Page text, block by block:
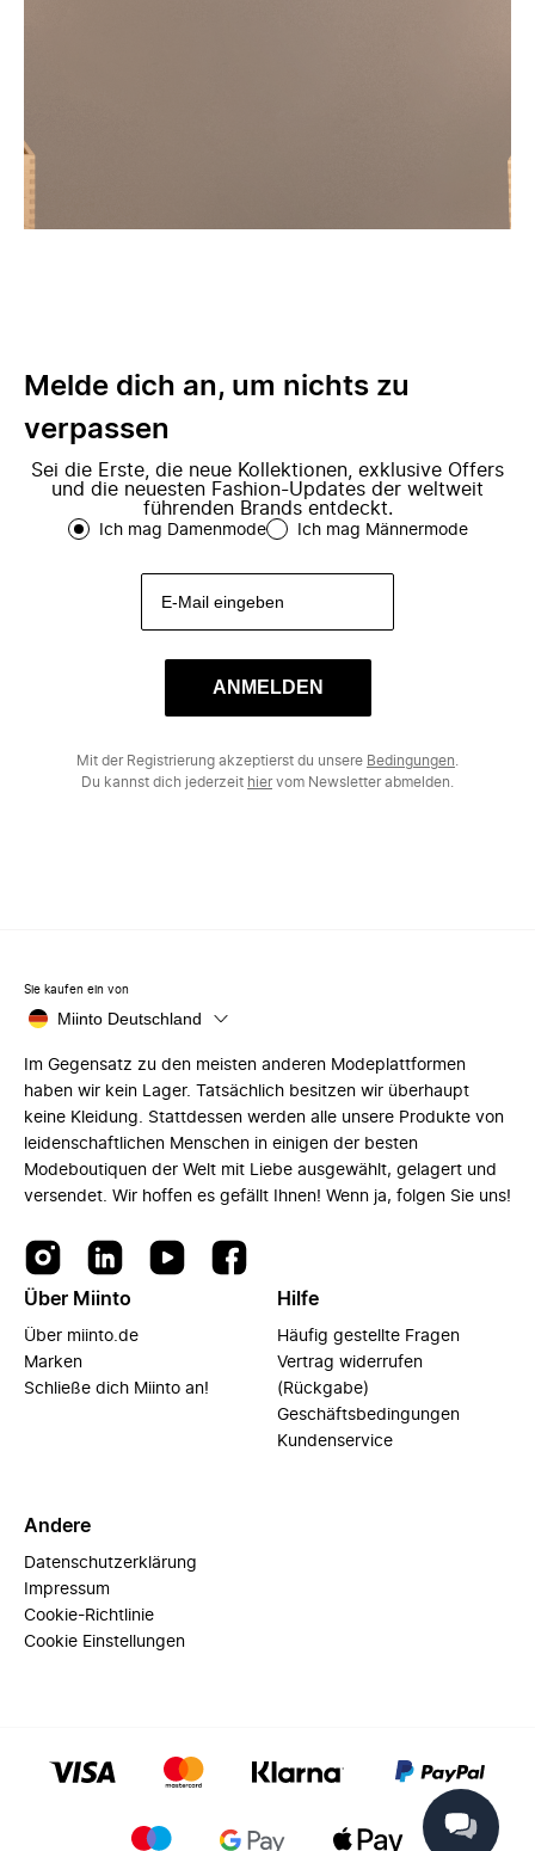
Melde dich an, um nichts zu
verpassen
Sei die Erste, die neue Kollektionen, exklusive Offers
und die neuesten Fashion-Updates der weltweit
führenden Brands entdeckt.
Ich mag Damenmode Ich mag Männermode
ANMELDEN
Mit der Registrierung akzeptierst du unsere Bedingungen
Du kannst dich jederzeit hiervom Newsletter abmelden.
Sie kaufen ein von
Miinto Deutschland
Im Gegensatz zu den meisten anderen Modeplattformen
haben wir kein Lager. Tatsächlich besitzen wir überhaupt
keine Kleidung. Stattdessen werden alle unsere Produkte von
leidenschaftlichen Menschen in einigen der besten
Modeboutiquen der Welt mit Liebe ausgewählt, gelagert und
versendet. Wir hoffen es gefällt Ihnen! Wenn ja, folgen Sie uns!
Über Miinto
Über miinto.de
Marken
Schließe dich Miinto an!
Hilfe
Häufig gestellte Fragen
Vertrag widerrufen
(Rückgabe)
Geschäftsbedingungen
Kundenservice
Andere
Datenschutzerklärung
Impressum
Cookie-Richtlinie
Cookie Einstellungen